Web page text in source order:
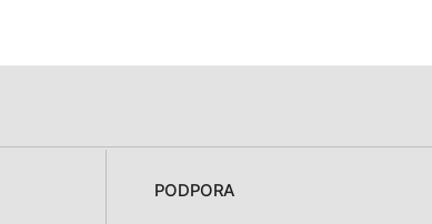
PODPORA